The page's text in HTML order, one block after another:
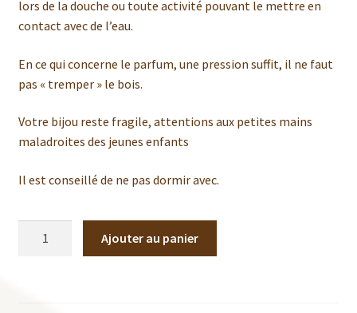
lors de la douche ou toute activité pouvant le mettre en
contact avec de l’eau.
En ce qui concerne le parfum, une pression suffit, il ne faut
pas « tremper » le bois.
Votre bijou reste fragile, attentions aux petites mains
maladroites des jeunes enfants
Il est conseillé de ne pas dormir avec.
Ajouter au panier